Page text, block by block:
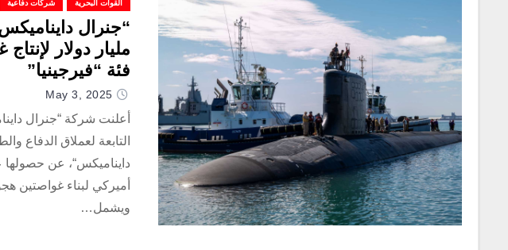
القوات البحرية شركات دفاعية
مليار دولار
فئة “فيرجينيا”
May 3, 2025
التابعة لعملاق الدفاع
أميركي لبناء غواصتين
ويشمل…